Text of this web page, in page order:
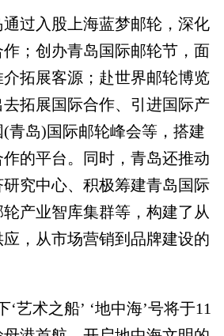
入股上海蓝梦邮轮，深化
；创办青岛国际邮轮节，面
拓展客源；赴世界邮轮博览
拓展国际合作、引进国际产
青岛)国际邮轮峰会等，搭建
的平台。同时，青岛还推动
究中心、积极筹建青岛国际
产业智库集群等，构建了从
，从市场营销到品牌建设的
术之船’ ‘地中海’号将于11